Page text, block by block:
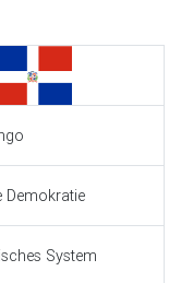
Demokratie
System